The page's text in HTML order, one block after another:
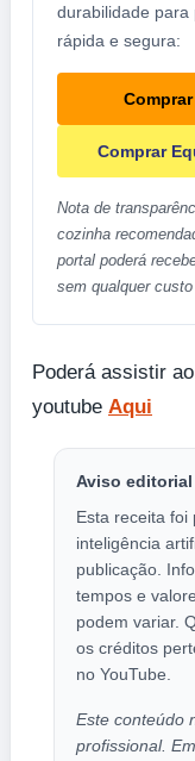
durabilidade para
rápida e segura:
Comprar
Nota de
cozinha
portal poderá
sem qualquer
Poderá assistir
youtube Aqui
Aviso
Esta receita foi
inteligência
publicação.
tempos e
podem variar.
os créditos
no YouTube.
Este conteúdo
profissional.